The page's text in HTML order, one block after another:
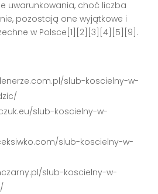
uwarunkowania, choć liczba
pozostają one wyjątkowe i
w Polsce[1][2][3][4][5][9].
slub-koscielny-w-
slub-koscielny-w-
slub-koscielny-w-
slub-koscielny-w-